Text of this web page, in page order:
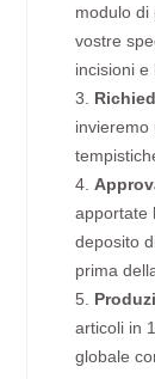
modulo di
vostre
incisioni e
3.
invieremo
4.
apportate
deposito
prima
5.
articoli in
globale